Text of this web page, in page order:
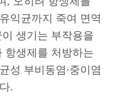
익균까지 죽여 면역
생기는 부작용을
항생제를 처방하는
성 부비동염·중이염
.